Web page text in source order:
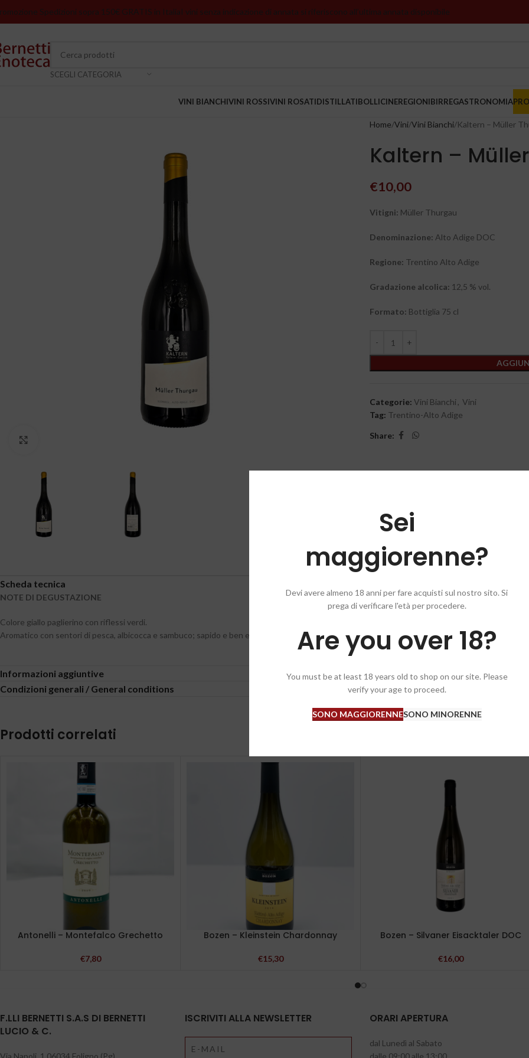
Sei
maggiorenne?
Devi avere almeno 18 anni per fare acquisti sul nostro sito. Si
prega di verificare l'età per procedere.
Are you over 18?
You must be at least 18 years old to shop on our site. Please
verify your age to proceed.
SONO MAGGIORENNESONO MINORENNE
Spedizioni sopra 150€ GRATIS in ItaliaI vini senza indicazione di annata si riferiscono all’ultima annata disponibile
SCEGLI CATEGORIA
VINI BIANCHIVINI ROSSIVINI ROSATIDISTILLATIBOLLICINEREGIONIBIRREGASTRONOMIA
Home Vini Vini Bianchi Kaltern – Müller
Kaltern –
€10,00
Vitigni: Müller Thurgau
Denominazione: Alto Adige DOC
Regione: Trentino Alto Adige
Gradazione alcolica: 12,5 % vol.
Formato: Bottiglia 75 cl
Categorie: Vini Bianchi , Vini
Tag: Trentino-Alto Adige
Share:
Scheda tecnica
NOTE DI DEGUSTAZIONE
Colore giallo paglierino con riflessi verdi.
Aromatico con sentori di pesca, albicocca e sambuco; sapido e ben equilibrato al palato, con un finale fruttato.
Informazioni aggiuntive
Condizioni generali / General conditions
Prodotti correlati
Antonelli – Montefalco Grechetto
€7,80
Bozen – Kleinstein Chardonnay
€15,30
Bozen – Silvaner Eisacktaler DOC
€16,00
F.LLI BERNETTI S.A.S DI BERNETTI
LUCIO & C.
Via Napoli, 1 06034 Foligno (Pg)
ISCRIVITI ALLA NEWSLETTER ORARI APERTURA
dal Lunedì al Sabato
dalle 09:00 alle 13:00